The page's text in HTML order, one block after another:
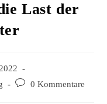
Last der
Beitrags-0 Kommentare